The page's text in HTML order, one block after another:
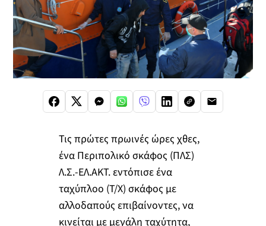
Τις πρώτες πρωινές ώρες χθες,
ένα Περιπολικό σκάφος (ΠΛΣ)
Λ.Σ.-ΕΛ.ΑΚΤ. εντόπισε ένα
ταχύπλοο (Τ/Χ) σκάφος με
αλλοδαπούς επιβαίνοντες, να
κινείται με μεγάλη ταχύτητα,